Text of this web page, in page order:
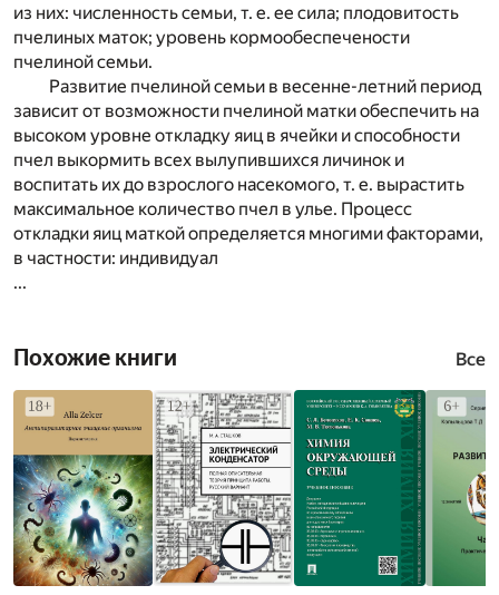
из них: численность семьи, т. е. ее сила; плодовитость
пчелиных маток; уровень кормообеспечености
пчелиной семьи.
Развитие пчелиной семьи в весенне-летний период
зависит от возможности пчелиной матки обеспечить на
высоком уровне откладку яиц в ячейки и способности
пчел выкормить всех вылупившихся личинок и
воспитать их до взрослого насекомого, т. е. вырастить
максимальное количество пчел в улье. Процесс
откладки яиц маткой определяется многими факторами,
в частности: индивидуал
...
Похожие книги Все